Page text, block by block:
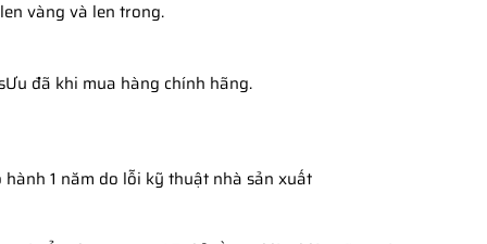
vàng và len trong.
Ưu đã khi mua hàng chính hãng.
hành 1 năm do lỗi kỹ thuật nhà sản xuất